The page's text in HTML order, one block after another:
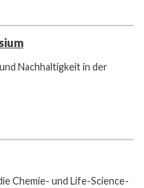
Nachhaltigkeit in der
Chemie- und Life-Science-